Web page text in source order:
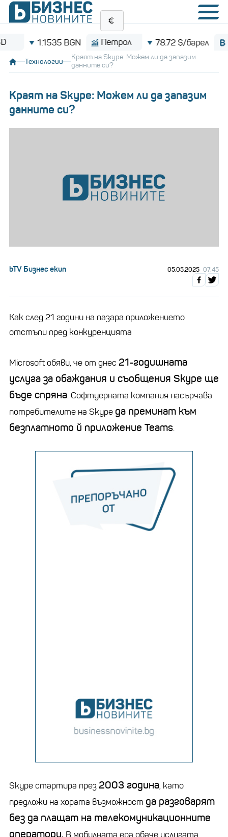
1.1535 BGN Петрол 78.72 $/барел Bitcoin
Технологии
Краят на Skype: Можем ли да запазим
данните си?
Краят на Skype: Можем ли да запазим
данните си?
bTV Бизнес екип 05.05.2025 07:45
Как след 21 години на пазара приложението
отстъпи пред конкуренцията
Microsoft обяви, че от днес 21-годишната
услуга за обаждания и съобщения Skype ще
бъде спряна. Софтуерната компания насърчава
потребителите на Skype да преминат към
безплатното й приложение Teams.
Skype стартира през 2003 година, като
предложи на хората възможност да разговарят
без да плащат на телекомуникационните
оператори. В мобилната ера обаче услугата